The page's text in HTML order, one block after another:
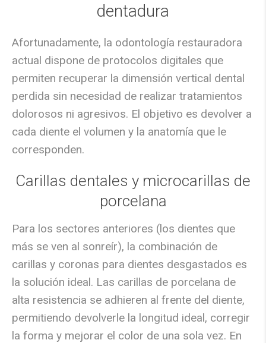
dentadura
Afortunadamente, la odontología restauradora
actual dispone de protocolos digitales que
permiten recuperar la dimensión vertical dental
perdida sin necesidad de realizar tratamientos
dolorosos ni agresivos. El objetivo es devolver a
cada diente el volumen y la anatomía que le
corresponden.
Carillas dentales y microcarillas de
porcelana
Para los sectores anteriores (los dientes que
más se ven al sonreír), la combinación de
carillas y coronas para dientes desgastados es
la solución ideal. Las carillas de porcelana de
alta resistencia se adhieren al frente del diente,
permitiendo devolverle la longitud ideal, corregir
la forma y mejorar el color de una sola vez. En